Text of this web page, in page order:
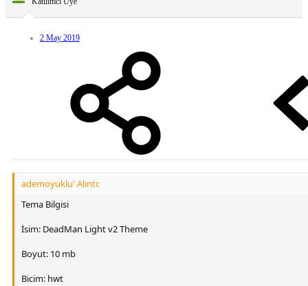
2 May 2019
ademoyuklu' Alıntı:
Tema Bilgisi
İsim: DeadMan Light v2 Theme
Boyut: 10 mb
Bicim: hwt